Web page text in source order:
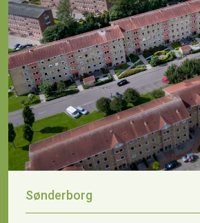
Sønderborg